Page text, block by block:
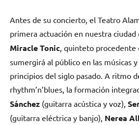
Antes de su concierto, el Teatro
primera actuación en nuestra ciudad
Miracle Tonic, quinteto procedente
sumergirá al público en las músicas
principios del siglo pasado. A ritmo
rhythm’n’blues, la formación
Sánchez (guitarra acústica y voz),
(guitarra eléctrica y banjo), Nerea